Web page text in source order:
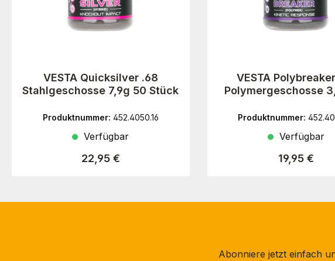
VESTA Quicksilver .68
Stahlgeschosse 7,9g 50 Stück
Produktnummer: 452.4050.16
Verfügbar
Regulärer Preis:
22,95 €
VESTA
Polymergeschosse
Produktnummer:
Verfügbar
Regulärer
19,95 €
Abonniere jetzt einfach